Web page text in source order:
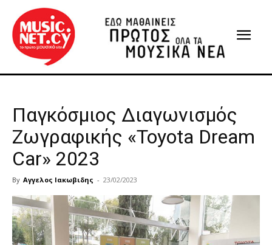
Παγκόσμιος Διαγωνισμός
Ζωγραφικής «Toyota Dream
Car» 2023
By Αγγελος Ιακωβιδης - 23/02/2023